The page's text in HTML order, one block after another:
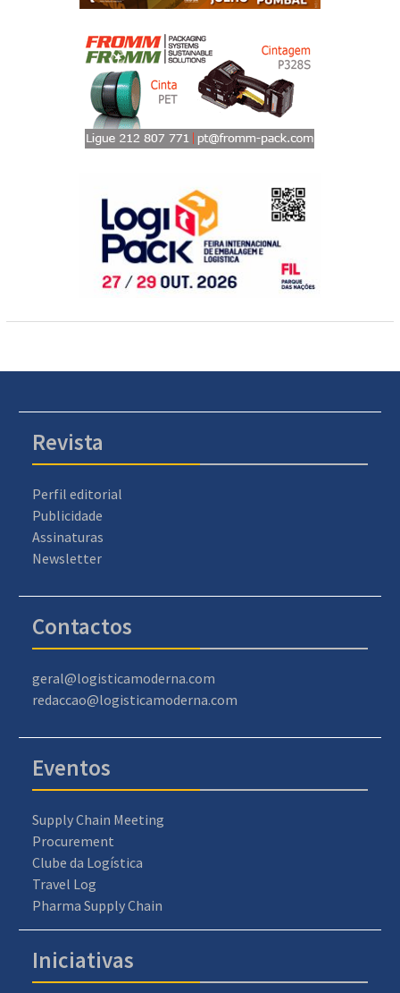
Revista
Perfil editorial
Publicidade
Assinaturas
Newsletter
Contactos
geral@logisticamoderna.com
redaccao@logisticamoderna.com
Eventos
Supply Chain Meeting
Procurement
Clube da Logística
Travel Log
Pharma Supply Chain
Iniciativas